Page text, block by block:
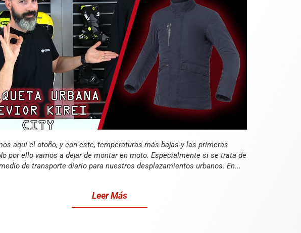
aquí el otoño, y con este, temperaturas más bajas y las primeras
por ello vamos a dejar de montar en moto. Especialmente si se trata de
de transporte diario para nuestros desplazamientos urbanos. En...
Leer Más